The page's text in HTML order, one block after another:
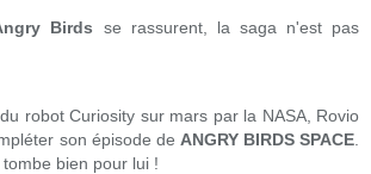
Birds se rassurent, la saga n'est pas
robot Curiosity sur mars par la NASA, Rovio
son épisode de ANGRY BIRDS SPACE
bien pour lui !